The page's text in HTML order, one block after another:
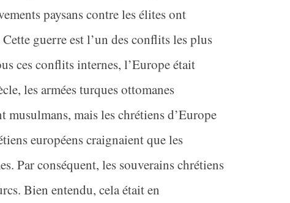
paysans contre les élites ont
guerre est l’un des conflits les plus
ces conflits internes, l’Europe était
les armées turques ottomanes
musulmans, mais les chrétiens d’Europe
européens craignaient que les
Par conséquent, les souverains chrétiens
Bien entendu, cela était en